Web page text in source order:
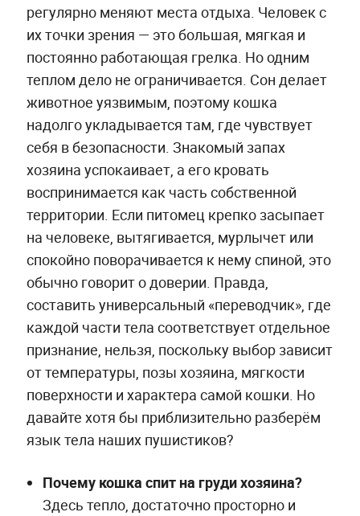
регулярно меняют места отдыха. Человек с
их точки зрения — это большая, мягкая и
постоянно работающая грелка. Но одним
теплом дело не ограничивается. Сон делает
животное уязвимым, поэтому кошка
надолго укладывается там, где чувствует
себя в безопасности. Знакомый запах
хозяина успокаивает, а его кровать
воспринимается как часть собственной
территории. Если питомец крепко засыпает
на человеке, вытягивается, мурлычет или
спокойно поворачивается к нему спиной, это
обычно говорит о доверии. Правда,
составить универсальный «переводчик», где
каждой части тела соответствует отдельное
признание, нельзя, поскольку выбор зависит
от температуры, позы хозяина, мягкости
поверхности и характера самой кошки. Но
давайте хотя бы приблизительно разберём
язык тела наших пушистиков?
Почему кошка спит на груди хозяина?
Здесь тепло, достаточно просторно и